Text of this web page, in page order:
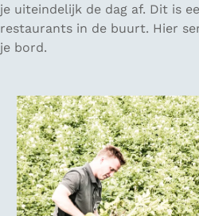
je uiteindelijk de dag af. Dit is
restaurants in de buurt. Hier
je bord.